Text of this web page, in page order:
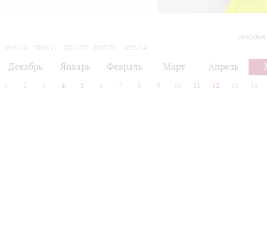
2019/20
2020/21 2021/22 2022/23
2023/24
Декабрь Январь Февраль Март Апрель
2 3 4 5 6 7 8 9 10 11 12 13 14